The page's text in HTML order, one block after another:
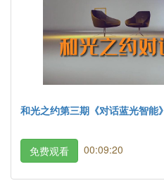
和光之约第三期《对话蓝光智能》
免费观看 00:09:20